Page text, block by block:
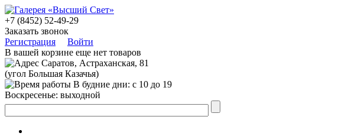
+7 (8452) 52-49-29
Заказать звонок
Регистрация
Войти
В вашей корзине еще нет товаров
Саратов, Астраханская, 81
(угол Большая Казачья)
В будние дни: с 10 до 19
Воскресенье: выходной